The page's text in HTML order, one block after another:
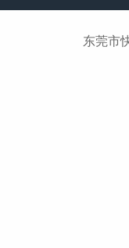
东莞市